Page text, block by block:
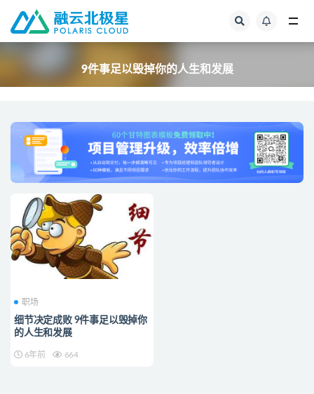
9件事足以毁掉你的人生和发展
职场
细节决定成败 9件事足以毁掉你
的人生和发展
6年前 664